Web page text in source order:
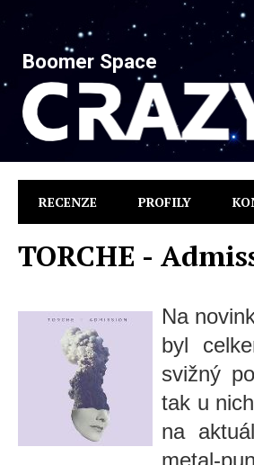
Boomer Space
RECENZE PROFILY
TORCHE -
Na
byl
svižný
tak u
na
metal-